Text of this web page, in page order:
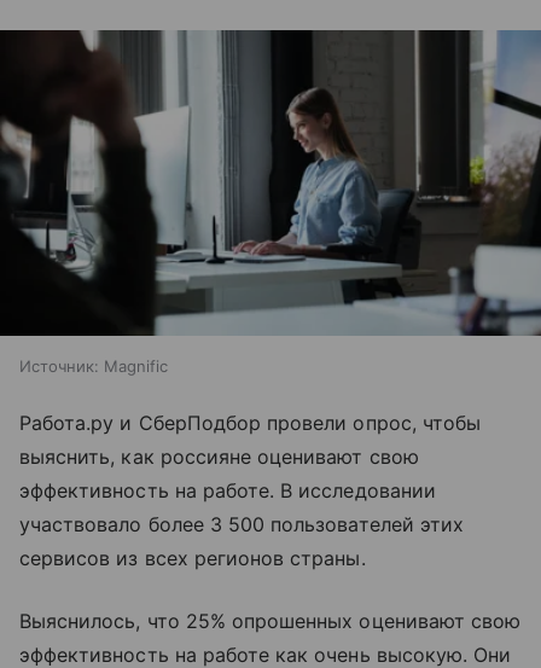
Источник: Magnific
Работа.ру и СберПодбор провели опрос, чтобы
выяснить, как россияне оценивают свою
эффективность на работе. В исследовании
участвовало более 3 500 пользователей этих
сервисов из всех регионов страны.
Выяснилось, что 25% опрошенных оценивают свою
эффективность на работе как очень высокую. Они